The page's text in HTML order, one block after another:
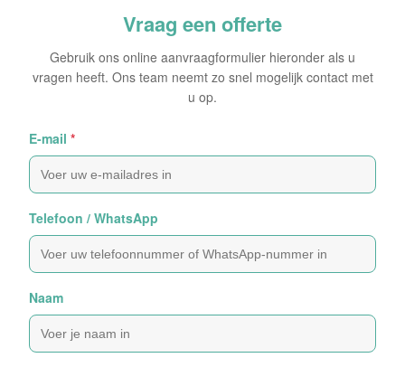
Vraag een offerte
Gebruik ons online aanvraagformulier hieronder als u
vragen heeft. Ons team neemt zo snel mogelijk contact met
u op.
E-mail *
Telefoon / WhatsApp
Naam